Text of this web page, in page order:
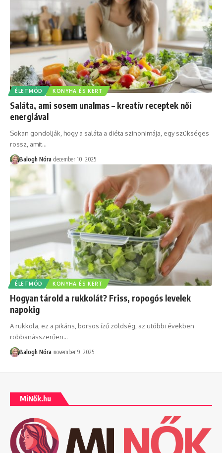
ÉLETMÓD KONYHA ÉS KERT
Saláta, ami sosem unalmas – kreatív receptek női
energiával
Sokan gondolják, hogy a saláta a diéta szinonimája, egy szükséges
rossz, amit…
Balogh Nóra december 10, 2025
ÉLETMÓD KONYHA ÉS KERT
Hogyan tárold a rukkolát? Friss, ropogós levelek
napokig
A rukkola, ez a pikáns, borsos ízű zöldség, az utóbbi években
robbanásszerűen…
Balogh Nóra november 9, 2025
MiNők.hu